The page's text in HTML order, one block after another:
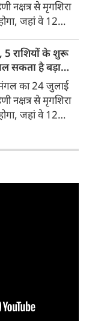
जाहिर है आपकी
फैसलों की रफ्तार
नक्षत्र से मृगशिरा
जहां वे 12
मेष से लेकर मीन
के लिए शुभ और
ज्योतिष शास्त्र
साहस, पराक्रम
माना गया है,
के स्वामी स्वयं
अत्यंत
फलदायी माना
5 राशियों के शुरू
सकता है बड़ा
का 24 जुलाई
नक्षत्र से मृगशिरा
जहां वे 12
मिलेंगे और उनके
बनेंगे।